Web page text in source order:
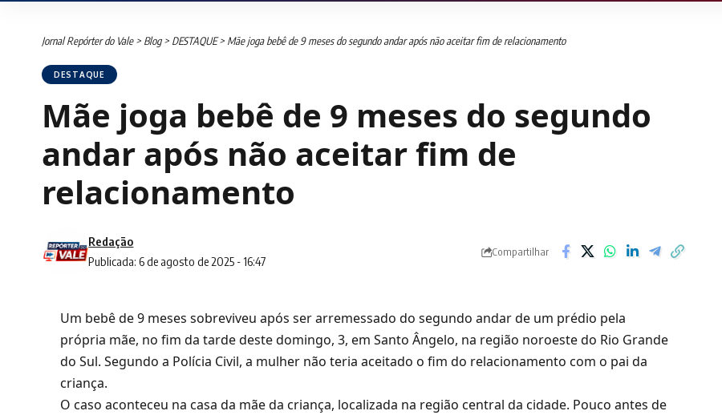
Jornal Repórter do Vale> Blog> DESTAQUE> Mãe joga bebê de 9 meses do segundo andar após não aceitar fim de relacionamento
DESTAQUE
Mãe joga bebê de 9 meses do segundo
andar após não aceitar fim de
relacionamento
Publicada: 6 de agosto de 2025 - 16:47
Redação
Compartilhar
Um bebê de 9 meses sobreviveu após ser arremessado do segundo andar de um prédio pela
própria mãe, no fim da tarde deste domingo, 3, em Santo Ângelo, na região noroeste do Rio Grande
do Sul. Segundo a Polícia Civil, a mulher não teria aceitado o fim do relacionamento com o pai da
criança.
O caso aconteceu na casa da mãe da criança, localizada na região central da cidade. Pouco antes de